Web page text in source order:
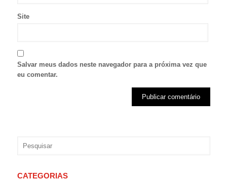
Site
Salvar meus dados neste navegador para a próxima vez que
eu comentar.
CATEGORIAS